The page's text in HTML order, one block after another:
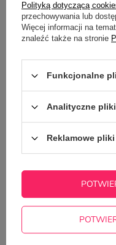
Potrzebujesz
Zadaj pytanie a my
niezwłocznie, najciekawsze
odpowiedzi publikując dla
TYM
Polityką dotyczącą
przechowywania lub
Więcej informacji na
znaleźć także na stronie
Funkcjonalne
Analityczne
Reklamowe